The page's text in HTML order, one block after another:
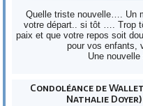
Quelle triste nouvelle…. Un
votre départ.. si tôt …. Trop
paix et que votre repos soit
pour vos enfants,
Une
Condoléance de
Nathalie